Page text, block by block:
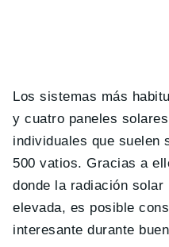
Los sistemas más
y cuatro paneles
individuales que suelen
500 vatios. Gracias a
donde la radiación solar
elevada, es posible
interesante durante